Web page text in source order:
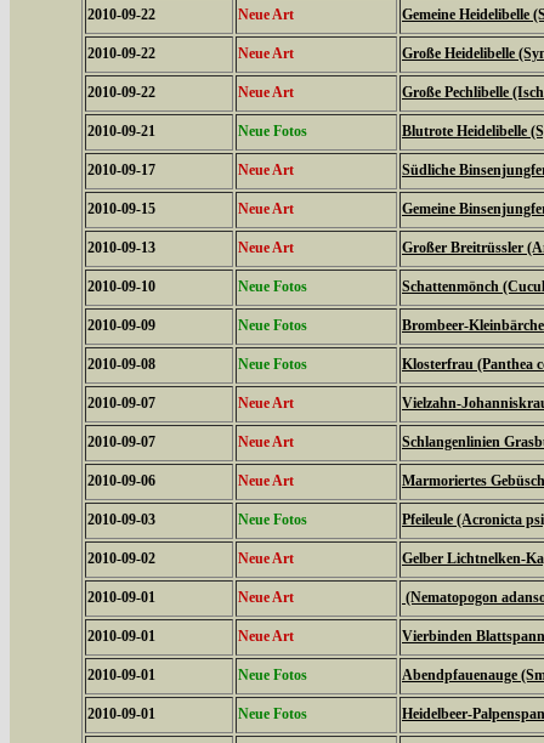
2010-09-22 Neue Art Gemeine Heidelibelle
2010-09-22 Neue Art Große Heidelibelle
2010-09-22 Neue Art Große Pechlibelle
2010-09-21 Neue Fotos Blutrote Heidelibelle
2010-09-17 Neue Art Südliche
2010-09-15 Neue Art Gemeine
2010-09-13 Neue Art Großer Breitrüssler
2010-09-10 Neue Fotos Schattenmönch
2010-09-09 Neue Fotos Brombeer-
2010-09-08 Neue Fotos Klosterfrau (Panthea
2010-09-07 Neue Art Vielzahn-
2010-09-07 Neue Art Schlangenlinien
2010-09-06 Neue Art Marmoriertes
2010-09-03 Neue Fotos Pfeileule (Acronicta
2010-09-02 Neue Art Gelber Lichtnelken-
2010-09-01 Neue Art (Nematopogon
2010-09-01 Neue Art Vierbinden
2010-09-01 Neue Fotos Abendpfauenauge
2010-09-01 Neue Fotos Heidelbeer-